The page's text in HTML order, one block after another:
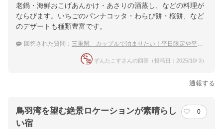
老鍋・海鮮おこげあんかけ・あさりの酒蒸し、などの料理が
ならびます。いちごのパンナコッタ・わらび餅・桜餅、など
のデザートも種類豊富です。
回答された質問： 三重県 カップルで泊まりたい！平日限定や平日割のあるおすすめ温泉宿
ずんたこすさんの回答（投稿日：2025/10/ 3）
通報する
鳥羽湾を望む絶景ロケーションが素晴らし
い宿
0